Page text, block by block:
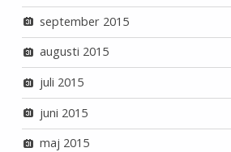
september 2015
augusti 2015
juli 2015
juni 2015
maj 2015